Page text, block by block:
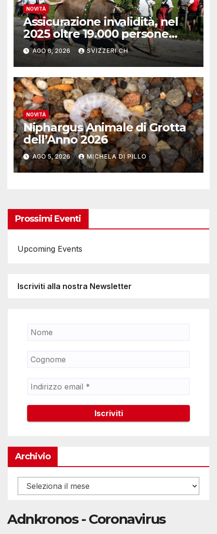
NOVITÀ
Assicurazione invalidità, nel
2025 oltre 19.000 persone
reinserite nel mercato del
lavoro
AGO 6, 2026 SVIZZERI CH
NOVITÀ
Niphargus Animale di Grotta
dell’Anno 2026
AGO 5, 2026 MICHELA DI PILLO
Prossimi Eventi
Upcoming Events
Iscriviti alla nostra Newsletter
Archivio
Archivio
Adnkronos - Coronavirus